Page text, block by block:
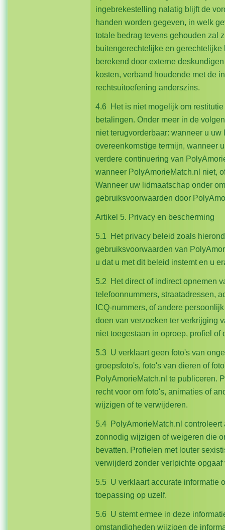
ingebrekestelling nalatig blijft de
handen worden gegeven, in welk
totale bedrag tevens gehouden zal
buitengerechtelijke en
berekend door externe
kosten, verband houdende met de
rechtsuitoefening anderszins.
4.6 Het is niet mogelijk om
betalingen. Onder meer in de
niet terugvorderbaar: wanneer u
overeenkomstige termijn, wanneer
verdere continuering van
wanneer PolyAmorieMatch.nl niet,
Wanneer uw lidmaatschap onder
gebruiksvoorwaarden door
Artikel 5. Privacy en bescherming
5.1 Het privacy beleid zoals
gebruiksvoorwaarden van
u dat u met dit beleid instemt en u
5.2 Het direct of indirect opnemen
telefoonnummers, straatadressen,
ICQ-nummers, of andere
doen van verzoeken ter verkrijging
niet toegestaan in oproep, profiel
5.3 U verklaart geen foto's van
groepsfoto's, foto's van dieren of
PolyAmorieMatch.nl te publiceren.
recht voor om foto's, animaties of
wijzigen of te verwijderen.
5.4 PolyAmorieMatch.nl
zonnodig wijzigen of weigeren die
bevatten. Profielen met louter
verwijderd zonder verlpichte opgaaf
5.5 U verklaart accurate informatie
toepassing op uzelf.
5.6 U stemt ermee in deze
omstandigheden wijzigen de